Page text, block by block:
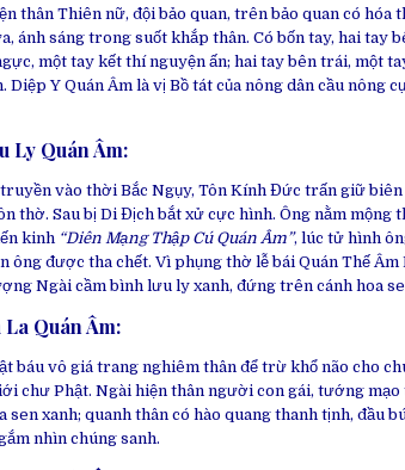
thân Thiên nữ, đội bảo quan, trên bảo quan có hóa
ánh sáng trong suốt khắp thân. Có bốn tay, hai tay
một tay kết thí nguyện ấn; hai tay bên trái, một
Diệp Y Quán Âm là vị Bồ tát của nông dân cầu nông
Ly Quán Âm:
vào thời Bắc Ngụy, Tôn Kính Đức trấn giữ
thờ. Sau bị Di Địch bắt xử cực hình. Ông nằm
kinh “Diên Mạng Thập Cú Quán Âm”, lúc tử hình
ông được tha chết. Vì phụng thờ lễ bái Quán Thế Âm
Ngài cầm bình lưu ly xanh, đứng trên cánh hoa
La Quán Âm:
báu vô giá trang nghiêm thân để trừ khổ não cho
chư Phật. Ngài hiện thân người con gái, tướng
sen xanh; quanh thân có hào quang thanh tịnh, đầu
nhìn chúng sanh.